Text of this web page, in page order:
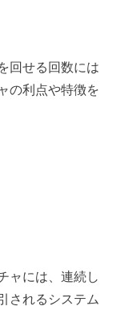
回せる回数には
の利点や特徴を
ャには、連続し
されるシステム